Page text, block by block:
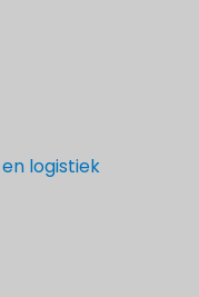
logistiek